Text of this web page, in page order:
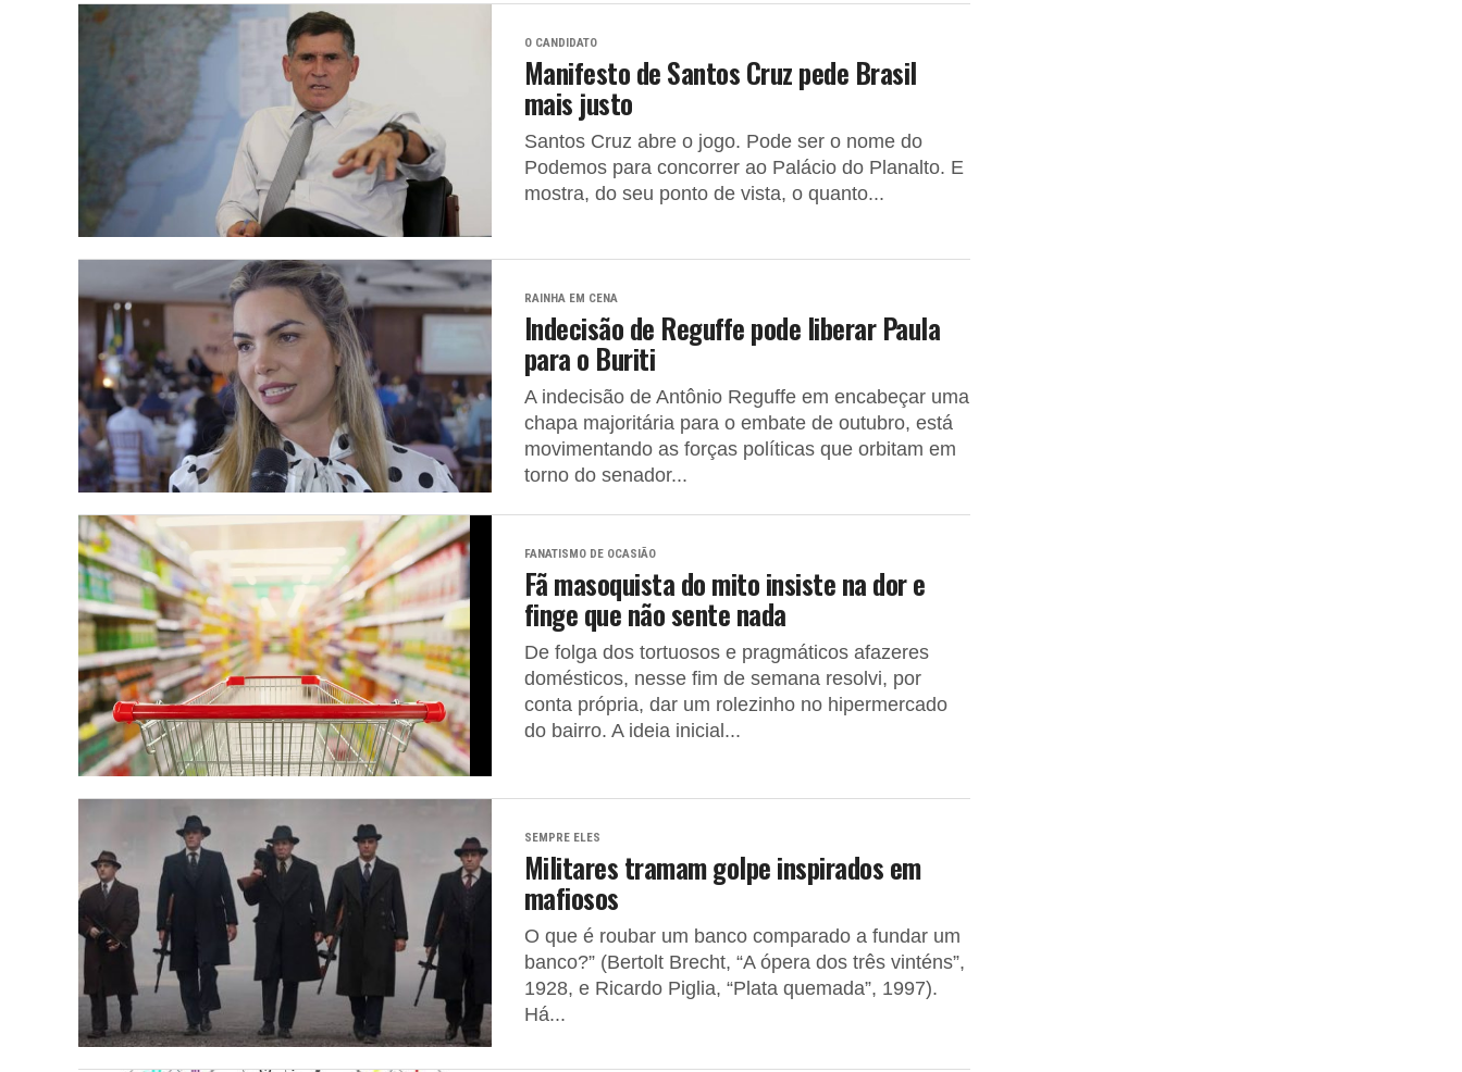
O CANDIDATO
Manifesto de Santos Cruz pede Brasil
mais justo
Santos Cruz abre o jogo. Pode ser o nome do
Podemos para concorrer ao Palácio do Planalto. E
mostra, do seu ponto de vista, o quanto...
RAINHA EM CENA
Indecisão de Reguffe pode liberar Paula
para o Buriti
A indecisão de Antônio Reguffe em encabeçar uma
chapa majoritária para o embate de outubro, está
movimentando as forças políticas que orbitam em
torno do senador...
FANATISMO DE OCASIÃO
Fã masoquista do mito insiste na dor e
finge que não sente nada
De folga dos tortuosos e pragmáticos afazeres
domésticos, nesse fim de semana resolvi, por
conta própria, dar um rolezinho no hipermercado
do bairro. A ideia inicial...
SEMPRE ELES
Militares tramam golpe inspirados em
mafiosos
O que é roubar um banco comparado a fundar um
banco?” (Bertolt Brecht, “A ópera dos três vinténs”,
1928, e Ricardo Piglia, “Plata quemada”, 1997).
Há...